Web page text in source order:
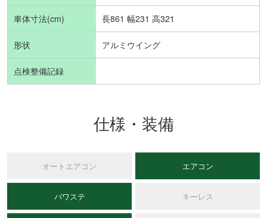
車体寸法(cm) 長861 幅231 高321
形状 アルミウイング
点検整備記録
仕様・装備
オートエアコン エアコン
パワステ キーレス